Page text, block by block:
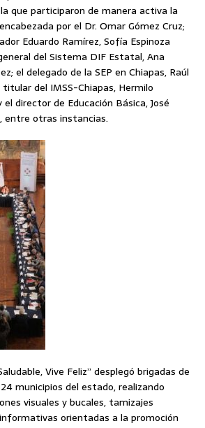
que participaron de manera activa la
por el Dr. Omar Gómez Cruz;
Eduardo Ramírez, Sofía Espinoza
del Sistema DIF Estatal, Ana
el delegado de la SEP en Chiapas, Raúl
del IMSS-Chiapas, Hermilo
director de Educación Básica, José
entre otras instancias.
Vive Feliz” desplegó brigadas de
municipios del estado, realizando
visuales y bucales, tamizajes
orientadas a la promoción